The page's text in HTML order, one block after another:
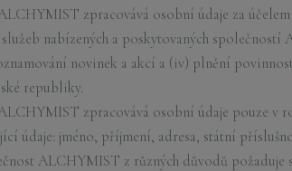
zpracovává osobní údaje za
nabízených a poskytovaných
novinek a akcí a (iv) plnění
republiky.
zpracovává osobní údaje pouze v
údaje: jméno, příjmení, adresa, státní
ALCHYMIST z různých důvodů požaduje